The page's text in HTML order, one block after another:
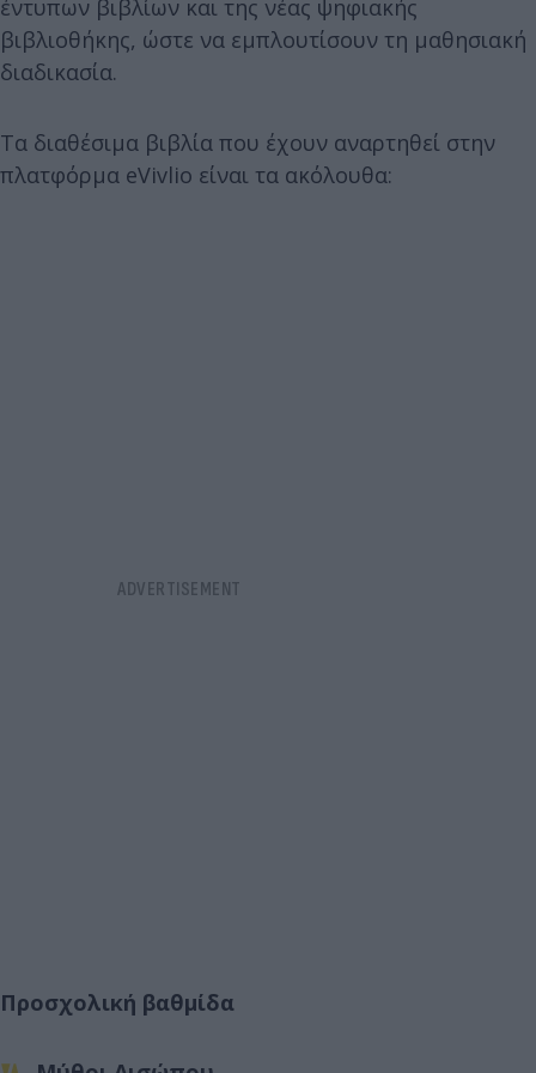
έντυπων βιβλίων και της νέας ψηφιακής
βιβλιοθήκης, ώστε να εμπλουτίσουν τη μαθησιακή
διαδικασία.
Τα διαθέσιμα βιβλία που έχουν αναρτηθεί στην
πλατφόρμα eVivlio είναι τα ακόλουθα:
Προσχολική βαθμίδα